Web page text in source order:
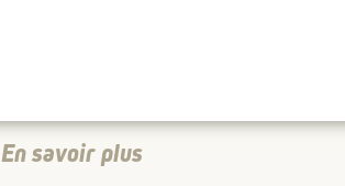
En savoir plus